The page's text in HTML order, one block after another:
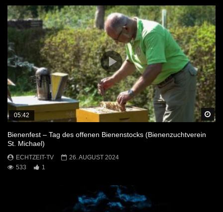
05:42
Bienenfest – Tag des offenen Bienenstocks (Bienenzuchtverein
St. Michael)
ECHTZEIT-TV
26. AUGUST 2024
533
1